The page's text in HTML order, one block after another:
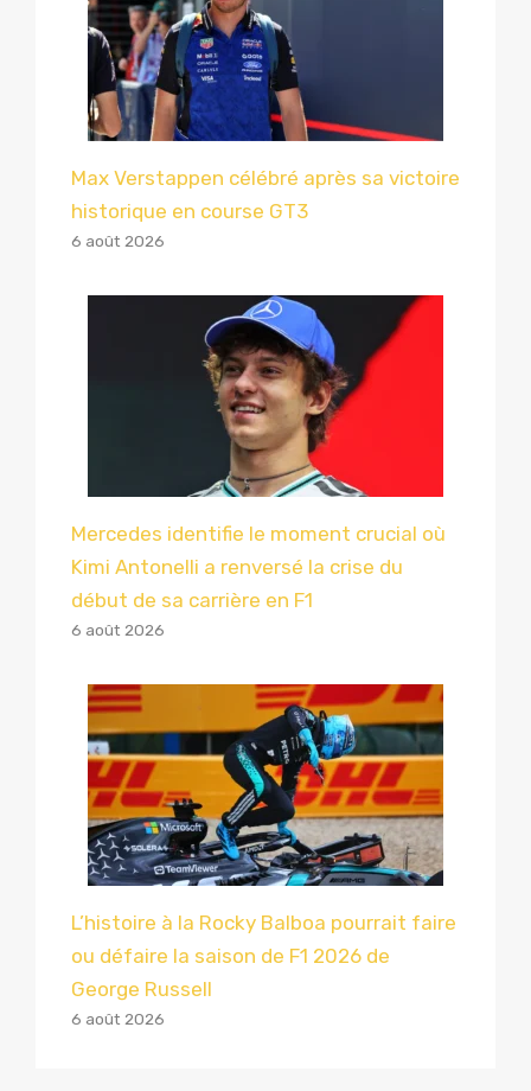
Max Verstappen célébré après sa victoire
historique en course GT3
6 août 2026
Mercedes identifie le moment crucial où
Kimi Antonelli a renversé la crise du
début de sa carrière en F1
6 août 2026
L’histoire à la Rocky Balboa pourrait faire
ou défaire la saison de F1 2026 de
George Russell
6 août 2026